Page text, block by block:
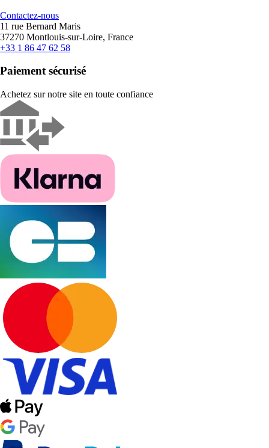
Contactez-nous
11 rue Bernard Maris
37270 Montlouis-sur-Loire, France
+33 1 86 47 62 58
Paiement sécurisé
Achetez sur notre site en toute confiance